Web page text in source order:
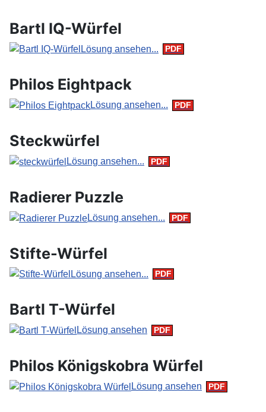
Bartl IQ-Würfel
Lösung ansehen...
Philos Eightpack
Lösung ansehen...
Steckwürfel
Lösung ansehen...
Radierer Puzzle
Lösung ansehen...
Stifte-Würfel
Lösung ansehen...
Bartl T-Würfel
Lösung ansehen
Philos Königskobra Würfel
Lösung ansehen